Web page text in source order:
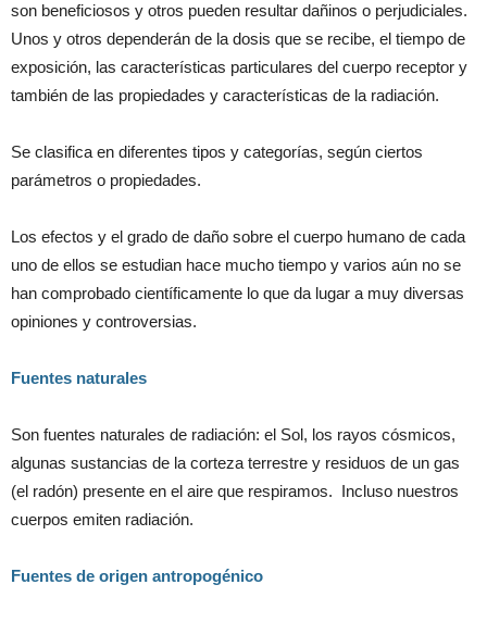
son beneficiosos y otros pueden resultar dañinos o perjudiciales.
Unos y otros dependerán de la dosis que se recibe, el tiempo de
exposición, las características particulares del cuerpo receptor y
también de las propiedades y características de la radiación.
Se clasifica en diferentes tipos y categorías, según ciertos
parámetros o propiedades.
Los efectos y el grado de daño sobre el cuerpo humano de cada
uno de ellos se estudian hace mucho tiempo y varios aún no se
han comprobado científicamente lo que da lugar a muy diversas
opiniones y controversias.
Fuentes naturales
Son fuentes naturales de radiación: el Sol, los rayos cósmicos,
algunas sustancias de la corteza terrestre y residuos de un gas
(el radón) presente en el aire que respiramos. Incluso nuestros
cuerpos emiten radiación.
Fuentes de origen antropogénico